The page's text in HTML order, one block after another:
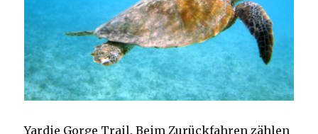
Yardie Gorge Trail. Beim Zurückfahren zählen